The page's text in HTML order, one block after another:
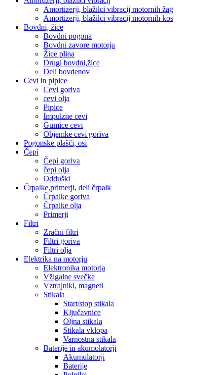
Amortizerji, blažilci vibracij motornih žag
Amortizerji, blažilci vibracij motornih kos
Bovdni, žice
Bovdni pogona
Bovdni zavore motorja
Žice plina
Drugi bovdni,žice
Deli bovdenov
Cevi in pipice
Cevi goriva
cevi olja
Pipice
Impulzne cevi
Gumice cevi
Objemke cevi goriva
Pogonske plašči, osi
Čepi
Čepi goriva
čepi olja
Odduški
Črpalke,primerji, deli črpalk
Črpalke goriva
Črpalke olja
Primerji
Filtri
Zračni filtri
Filtri goriva
Filtri olja
Elektrika na motorju
Elektronika motorja
Vžigalne svečke
Vztrajniki, magneti
Stikala
Start/stop stikala
Ključavnice
Oljna stikala
Stikala vklopa
Varnostna stikala
Baterije in akumolatorji
Akumulatorji
Baterije